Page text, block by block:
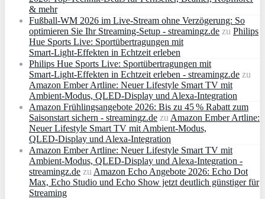
& mehr
Fußball-WM 2026 im Live-Stream ohne Verzögerung: So
optimieren Sie Ihr Streaming-Setup - streamingz.de zu Philips
Hue Sports Live: Sportübertragungen mit
Smart‑Light‑Effekten in Echtzeit erleben
Philips Hue Sports Live: Sportübertragungen mit
Smart‑Light‑Effekten in Echtzeit erleben - streamingz.de zu
Amazon Ember Artline: Neuer Lifestyle Smart TV mit
Ambient‑Modus, QLED‑Display und Alexa‑Integration
Amazon Frühlingsangebote 2026: Bis zu 45 % Rabatt zum
Saisonstart sichern - streamingz.de zu Amazon Ember Artline:
Neuer Lifestyle Smart TV mit Ambient‑Modus,
QLED‑Display und Alexa‑Integration
Amazon Ember Artline: Neuer Lifestyle Smart TV mit
Ambient‑Modus, QLED‑Display und Alexa‑Integration -
streamingz.de zu Amazon Echo Angebote 2026: Echo Dot
Max, Echo Studio und Echo Show jetzt deutlich günstiger für
Streaming